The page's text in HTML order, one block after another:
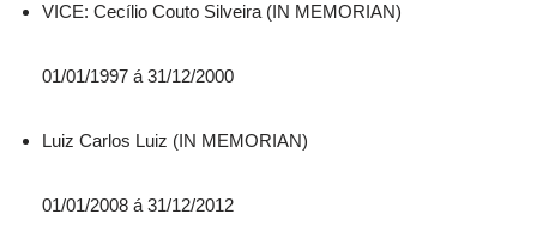
VICE: Cecílio Couto Silveira (IN MEMORIAN)
01/01/1997 á 31/12/2000
Luiz Carlos Luiz (IN MEMORIAN)
01/01/2008 á 31/12/2012